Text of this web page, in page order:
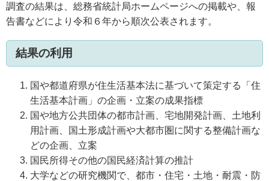
調査の結果は、総務省統計局ホームページへの掲載や、報
告書などにより令和６年から順次公表されます。
結果の利用
国や都道府県が住生活基本法に基づいて策定する「住
生活基本計画」の企画・立案の成果指標
国や地方公共団体の都市計画、宅地開発計画、土地利
用計画、国土形成計画や大都市圏に関する整備計画な
どの企画、立案
国民所得その他の国民経済計算の推計
大学などの研究機関で、都市・住宅・土地・耐震・防